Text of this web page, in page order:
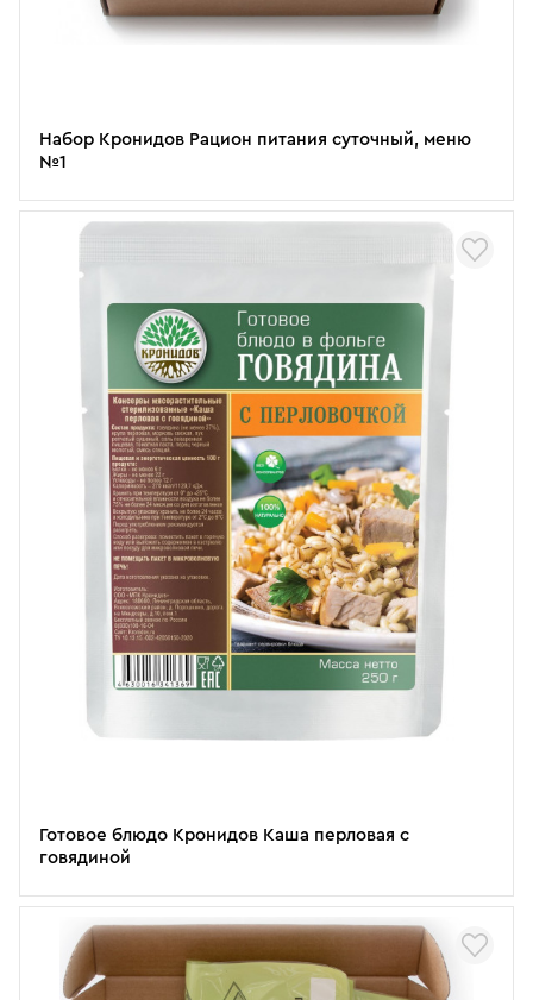
Набор Кронидов Рацион питания суточный, меню
№1
Готовое блюдо Кронидов Каша перловая с
говядиной